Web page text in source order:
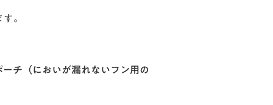
。
チ（においが漏れないフン用の